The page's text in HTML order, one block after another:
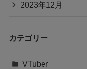
2023年12月
カテゴリー
VTuber